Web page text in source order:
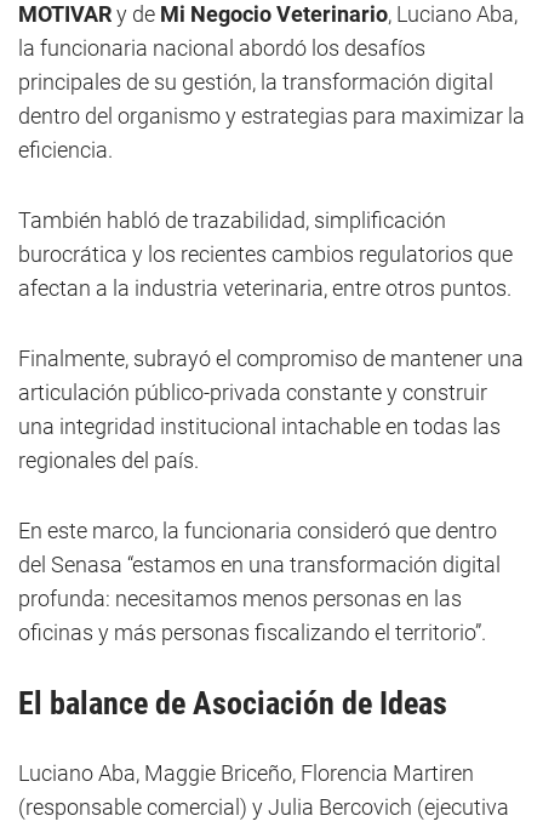
MOTIVARy de Mi Negocio Veterinario, Luciano Aba,
la funcionaria nacional abordó los desafíos
principales de su gestión, la transformación digital
dentro del organismo y estrategias para maximizar la
eficiencia.
También habló de trazabilidad, simplificación
burocrática y los recientes cambios regulatorios que
afectan a la industria veterinaria, entre otros puntos.
Finalmente, subrayó el compromiso de mantener una
articulación público-privada constante y construir
una integridad institucional intachable en todas las
regionales del país.
En este marco, la funcionaria consideró que dentro
del Senasa “estamos en una transformación digital
profunda: necesitamos menos personas en las
oficinas y más personas fiscalizando el territorio”.
El balance de Asociación de Ideas
Luciano Aba, Maggie Briceño, Florencia Martiren
(responsable comercial) y Julia Bercovich (ejecutiva